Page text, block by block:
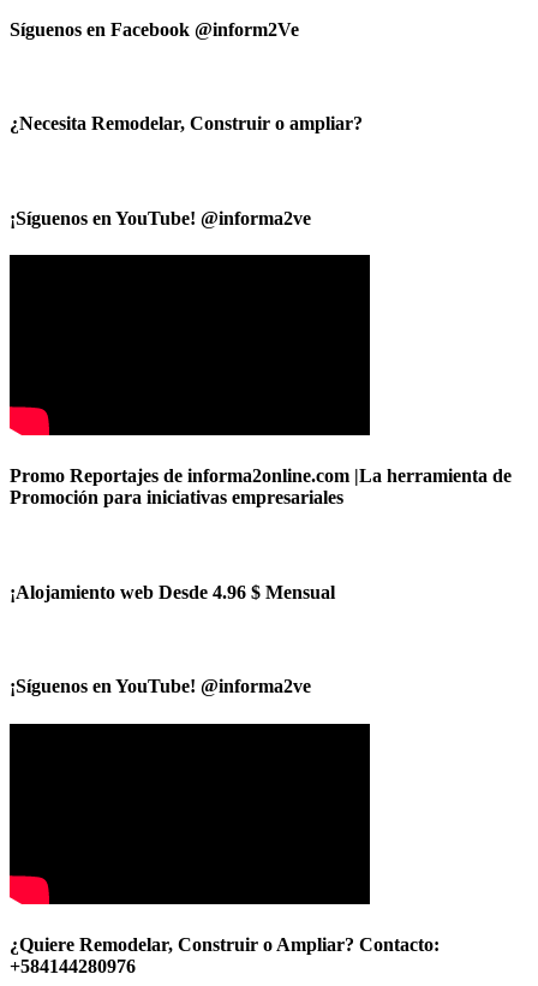
Síguenos en Facebook @inform2Ve
¿Necesita Remodelar, Construir o ampliar?
¡Síguenos en YouTube! @informa2ve
Promo Reportajes de informa2online.com |La herramienta de
Promoción para iniciativas empresariales
¡Alojamiento web Desde 4.96 $ Mensual
¡Síguenos en YouTube! @informa2ve
¿Quiere Remodelar, Construir o Ampliar? Contacto:
+584144280976